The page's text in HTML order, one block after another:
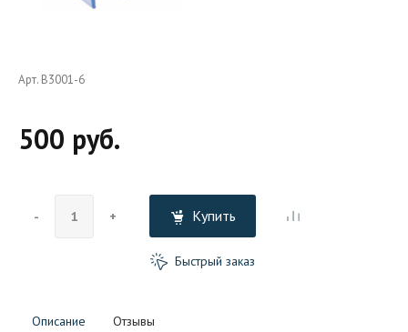
Арт. B3001-6
500 руб.
- + Купить
Быстрый заказ
Описание Отзывы